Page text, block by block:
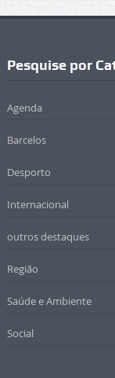
Pesquise por
Agenda
Barcelos
Desporto
Internacional
outros destaques
Região
Saúde e Ambiente
Social